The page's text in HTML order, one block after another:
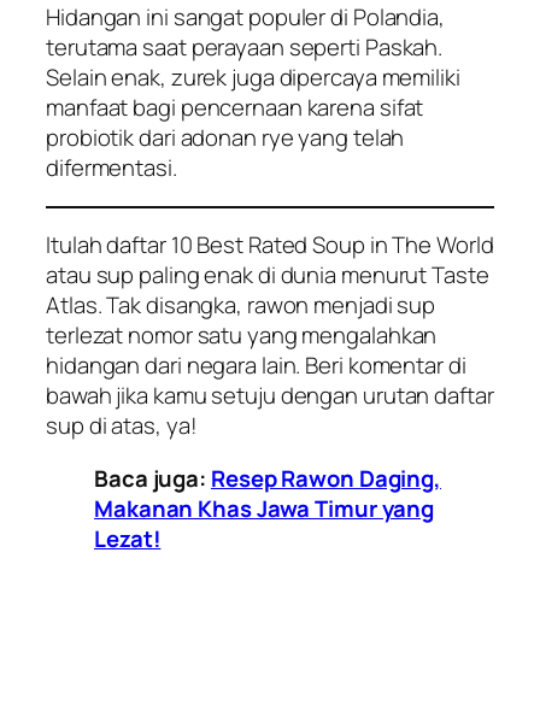
Hidangan ini sangat populer di Polandia,
terutama saat perayaan seperti Paskah.
Selain enak, zurek juga dipercaya memiliki
manfaat bagi pencernaan karena sifat
probiotik dari adonan rye yang telah
difermentasi.
Itulah daftar 10Best Rated Soup in The World
atau sup paling enak di dunia menurut Taste
Atlas. Tak disangka, rawon menjadi sup
terlezat nomor satu yang mengalahkan
hidangan dari negara lain. Beri komentar di
bawah jika kamu setuju dengan urutan daftar
sup di atas, ya!
Baca juga: Resep Rawon Daging,
Makanan Khas Jawa Timur yang
Lezat!